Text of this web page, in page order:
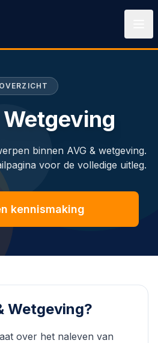
OVERZICHT
Wetgeving
binnen AVG & wetgeving.
voor de volledige uitleg.
kennismaking
Wetgeving?
over het naleven van